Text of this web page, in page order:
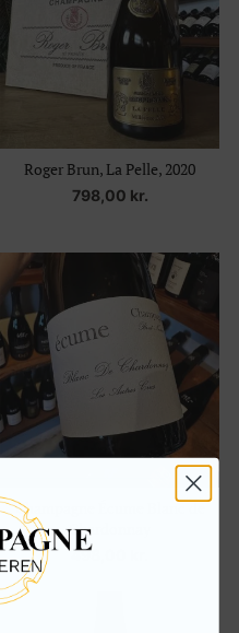
Roger Brun, La Pelle, 2020
798,00 kr.
Champagne Écume Blanc de
Chardonnay
498,00